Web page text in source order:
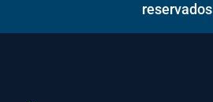
reservados